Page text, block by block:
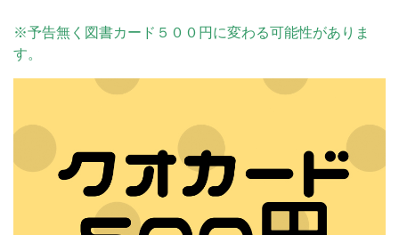
※予告無く図書カード５００円に変わる可能性がありま
す。